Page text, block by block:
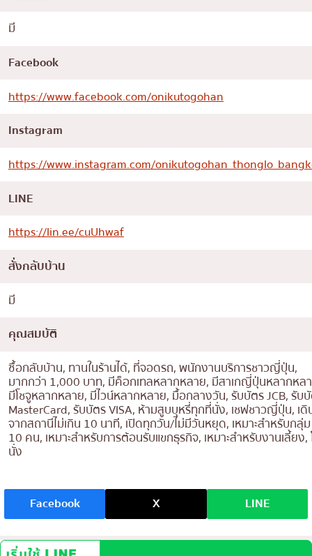
มี
Facebook
https://www.facebook.com/onikutogohan
Instagram
https://www.instagram.com/
LINE
https://lin.ee/cuUhwaf
สั่งกลับบ้าน
มี
คุณสมบัติ
ซื้อกลับบ้าน, ทานในร้านได้, ที่จอดรถ, พนักงานบริการชาวญี่ปุ่น,
มากกว่า 1,000 บาท, มีค็อกเทลหลากหลาย, มีสาเกญี่ปุ่นหลากหล
มีโชจูหลากหลาย, มีไวน์หลากหลาย, มื้อกลางวัน, รับบัตร JCB, รับ
MasterCard, รับบัตร VISA, ห้ามสูบบุหรี่ทุกที่นั่ง, เชฟชาวญี่ปุ่น, เดิ
จากสถานีไม่เกิน 10 นาที, เปิดทุกวัน/ไม่มีวันหยุด, เหมาะสำหรับกลุ่
10 คน, เหมาะสำหรับการต้อนรับแขกธุรกิจ, เหมาะสำหรับงานเลี้ยง,
นั่ง
Facebook X LINE